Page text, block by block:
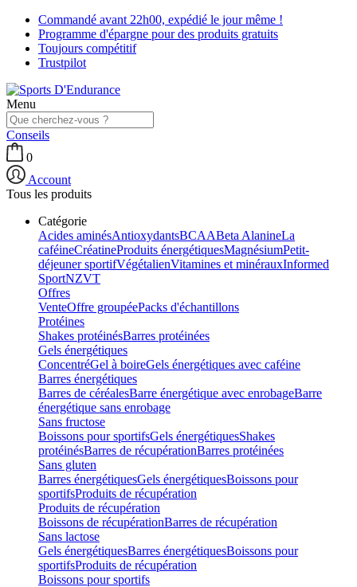
Commandé avant 22h00, expédié le jour même !
Programme d'épargne pour des produits gratuits
Toujours compétitif
Trustpilot
Menu
Conseils
0
Account
Tous les produits
Catégorie
Acides aminésAntioxydantsBCAABeta AlanineLa
caféineCréatineProduits énergétiquesMagnésiumPetit-
déjeuner sportifVégétalienVitamines et minérauxInformed
SportNZVT
Offres
VenteOffre groupéePacks d'échantillons
Protéines
Shakes protéinésBarres protéinées
Gels énergétiques
ConcentréGel à boireGels énergétiques avec caféine
Barres énergétiques
Barres de céréalesBarre énergétique avec enrobageBarre
énergétique sans enrobage
Sans fructose
Boissons pour sportifsGels énergétiquesShakes
protéinésBarres de récupérationBarres protéinées
Sans gluten
Barres énergétiquesGels énergétiquesBoissons pour
sportifsProduits de récupération
Produits de récupération
Boissons de récupérationBarres de récupération
Sans lactose
Gels énergétiquesBarres énergétiquesBoissons pour
sportifsProduits de récupération
Boissons pour sportifs